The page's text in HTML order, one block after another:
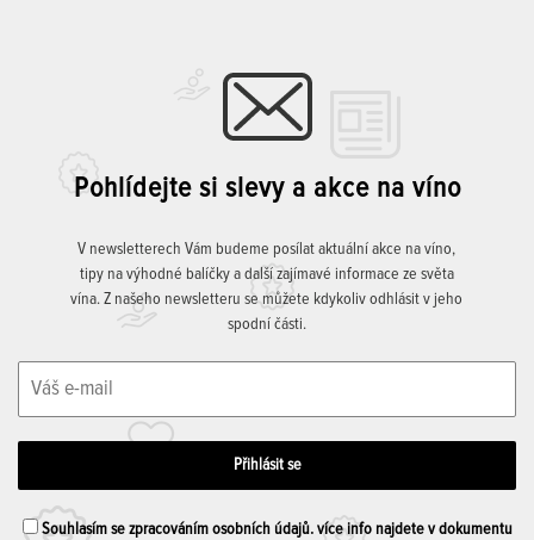
Pohlídejte si slevy a akce na víno
V newsletterech Vám budeme posílat aktuální akce na víno,
tipy na výhodné balíčky a další zajímavé informace ze světa
vína. Z našeho newsletteru se můžete kdykoliv odhlásit v jeho
spodní části.
Souhlasím se zpracováním osobních údajů. více info najdete v dokumentu